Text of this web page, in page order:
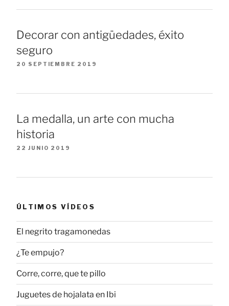
Decorar con antigüedades, éxito
seguro
20 SEPTIEMBRE 2019
La medalla, un arte con mucha
historia
22 JUNIO 2019
ÚLTIMOS VÍDEOS
El negrito tragamonedas
¿Te empujo?
Corre, corre, que te pillo
Juguetes de hojalata en Ibi